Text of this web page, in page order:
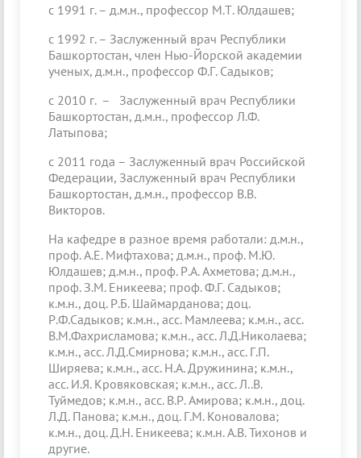
с 1991 г. – д.м.н., профессор М.Т. Юлдашев;
с 1992 г. – Заслуженный врач Республики
Башкортостан, член Нью-Йорской академии
ученых, д.м.н., профессор Ф.Г. Садыков;
с 2010 г. – Заслуженный врач Республики
Башкортостан, д.м.н., профессор Л.Ф.
Латыпова;
с 2011 года – Заслуженный врач Российской
Федерации, Заслуженный врач Республики
Башкортостан, д.м.н., профессор В.В.
Викторов.
На кафедре в разное время работали: д.м.н.,
проф. А.Е. Мифтахова; д.м.н., проф. М.Ю.
Юлдашев; д.м.н., проф. Р.А. Ахметова; д.м.н.,
проф. З.М. Еникеева; проф. Ф.Г. Садыков;
к.м.н., доц. Р.Б. Шаймарданова; доц.
Р.Ф.Садыков; к.м.н., асс. Мамлеева; к.м.н., асс.
В.М.Фахрисламова; к.м.н., асс. Л.Д.Николаева;
к.м.н., асс. Л.Д.Смирнова; к.м.н., асс. Г.П.
Ширяева; к.м.н., асс. Н.А. Дружинина; к.м.н.,
асс. И.Я. Кровяковская; к.м.н., асс. Л..В.
Туймедов; к.м.н., асс. В.Р. Амирова; к.м.н., доц.
Л.Д. Панова; к.м.н., доц. Г.М. Коновалова;
к.м.н., доц. Д.Н. Еникеева; к.м.н. А.В. Тихонов и
другие.